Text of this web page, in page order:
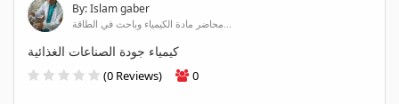
By: Islam gaber
محاضر مادة الكيمياء وباحث في الطاقة...
كيمياء جودة الصناعات الغذائية
(0 Reviews) 0